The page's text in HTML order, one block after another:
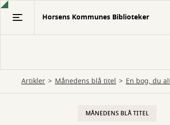
Gå
Horsens Kommunes Biblioteker
Artikler Månedens blå titel En bog, du
MÅNEDENS BLÅ TITEL